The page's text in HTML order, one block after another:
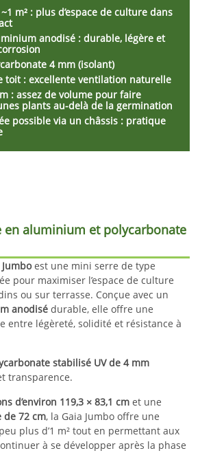
m² : plus d’espace de culture dans
anodisé : durable, légère et
4 mm (isolant)
toit: excellente ventilation naturelle
: assez de volume pour faire
plants au-delà de la germination
possible via un châssis : pratique
en aluminium et polycarbonate
Jumboest une mini serre de type
pour maximiser l’espace de culture
ou sur terrasse. Conçue avec un
anodisé durable, elle offre une
entre légèreté, solidité et résistance à
stabilisé UV de 4 mm
transparence.
d’environ 119,3 × 83,1 cm et une
de 72 cm, la Gaia Jumbo offre une
plus d’1 m² tout en permettant aux
à se développer après la phase